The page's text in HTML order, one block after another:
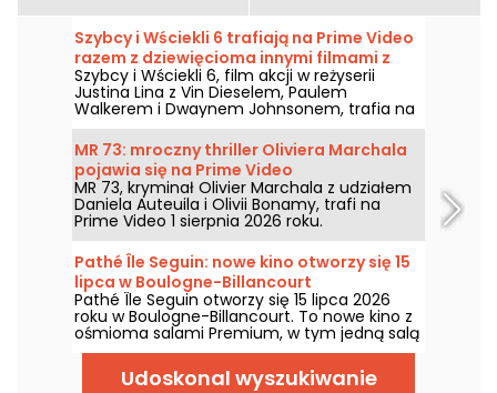
Szybcy i Wściekli 6 trafiają na Prime Video
razem z dziewięcioma innymi filmami z
serii
Szybcy i Wściekli 6, film akcji w reżyserii
Justina Lina z Vin Dieselem, Paulem
Walkerem i Dwaynem Johnsonem, trafia na
Prime Video 1 sierpnia 2026 roku wraz z
kilkoma odsłonami serii.
MR 73: mroczny thriller Oliviera Marchala
pojawia się na Prime Video
MR 73, kryminał Olivier Marchala z udziałem
Daniela Auteuila i Olivii Bonamy, trafi na
Prime Video 1 sierpnia 2026 roku.
Pathé Île Seguin: nowe kino otworzy się 15
lipca w Boulogne-Billancourt
Pathé Île Seguin otworzy się 15 lipca 2026
roku w Boulogne-Billancourt. To nowe kino z
ośmioma salami Premium, w tym jedną salą
IMAX, mieści się na Pointe des Arts na
Wyspie Seguin.
Udoskonal wyszukiwanie